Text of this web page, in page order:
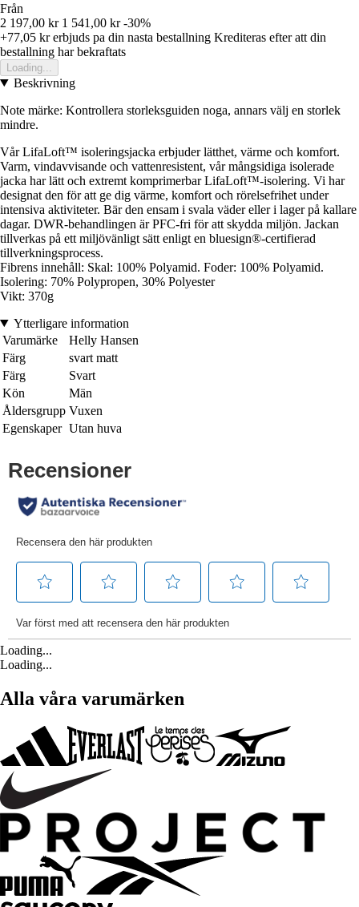
Från
2 197,00 kr 1 541,00 kr -30%
+77,05 krerbjuds pa din nasta bestallning Krediteras efter att din
bestallning har bekraftats
Loading...
Beskrivning
Note märke: Kontrollera storleksguiden noga, annars välj en storlek
mindre.
Vår LifaLoft™ isoleringsjacka erbjuder lätthet, värme och komfort.
Varm, vindavvisande och vattenresistent, vår mångsidiga isolerade
jacka har lätt och extremt komprimerbar LifaLoft™-isolering. Vi har
designat den för att ge dig värme, komfort och rörelsefrihet under
intensiva aktiviteter. Bär den ensam i svala väder eller i lager på kallare
dagar. DWR-behandlingen är PFC-fri för att skydda miljön. Jackan
tillverkas på ett miljövänligt sätt enligt en bluesign®-certifierad
tillverkningsprocess.
Fibrens innehåll: Skal: 100% Polyamid. Foder: 100% Polyamid.
Isolering: 70% Polypropen, 30% Polyester
Vikt: 370g
Ytterligare information
Varumärke
Helly Hansen
Färg
svart matt
Färg
Svart
Kön
Män
Åldersgrupp Vuxen
Egenskaper Utan huva
Loading...
Loading...
Alla våra varumärken